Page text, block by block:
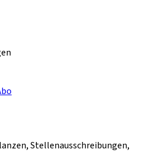
Stellenausschreibungen,